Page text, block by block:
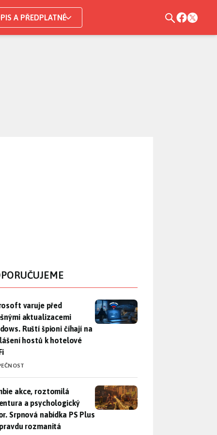
A PŘEDPLATNÉ
varuje před falešnými aktualizacemi Windows. Ruští
varuje před
aktualizacemi
Ruští špioni číhají na
hostů k hotelové
akce, roztomilá adventura a psychologický horor.
akce, roztomilá
a psychologický
Srpnová nabídka PS Plus
rozmanitá